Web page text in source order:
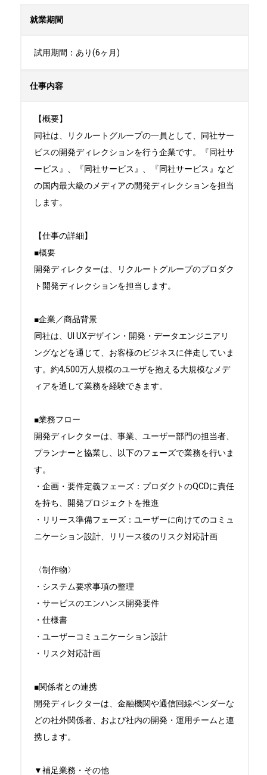
就業期間
試用期間：あり(6ヶ月)
仕事内容
【概要】
同社は、リクルートグループの一員として、同社サー
ビスの開発ディレクションを行う企業です。『同社サ
ービス』、『同社サービス』、『同社サービス』など
の国内最大級のメディアの開発ディレクションを担当
します。
【仕事の詳細】
■概要
開発ディレクターは、リクルートグループのプロダク
ト開発ディレクションを担当します。
■企業／商品背景
同社は、UI UXデザイン・開発・データエンジニアリ
ングなどを通じて、お客様のビジネスに伴走していま
す。約4,500万人規模のユーザを抱える大規模なメデ
ィアを通して業務を経験できます。
■業務フロー
開発ディレクターは、事業、ユーザー部門の担当者、
プランナーと協業し、以下のフェーズで業務を行いま
す。
・企画・要件定義フェーズ：プロダクトのQCDに責任
を持ち、開発プロジェクトを推進
・リリース準備フェーズ：ユーザーに向けてのコミュ
ニケーション設計、リリース後のリスク対応計画
〈制作物〉
・システム要求事項の整理
・サービスのエンハンス開発要件
・仕様書
・ユーザーコミュニケーション設計
・リスク対応計画
■関係者との連携
開発ディレクターは、金融機関や通信回線ベンダーな
どの社外関係者、および社内の開発・運用チームと連
携します。
▼補足業務・その他